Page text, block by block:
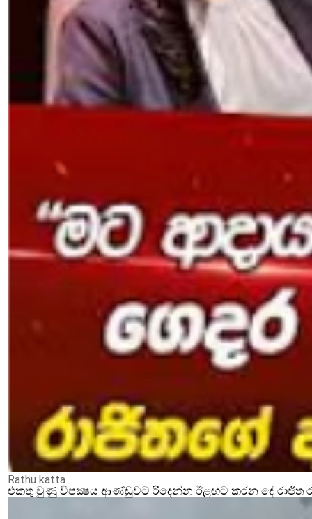
Rathu katta
එකතු වුණු විපක්‍ෂය ආණ්ඩුවට රිදෙන්න ඊළඟට කරන දේ රාජිත